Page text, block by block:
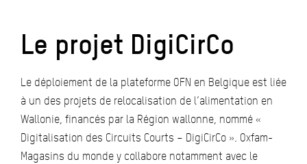
Le projet DigiCirCo
Le déploiement de la plateforme OFN en Belgique est liée
à un des projets de relocalisation de l’alimentation en
Wallonie, financés par la Région wallonne, nommé «
Digitalisation des Circuits Courts – DigiCirCo ». Oxfam-
Magasins du monde y collabore notamment avec le